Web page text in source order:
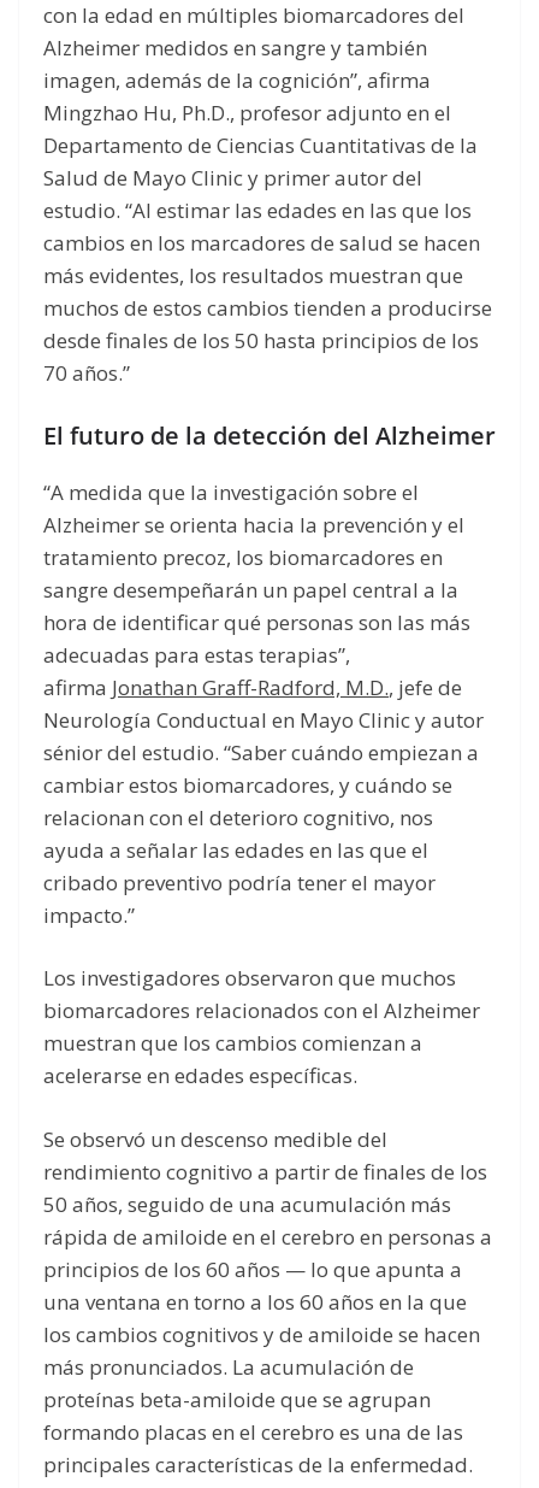
con la edad en múltiples biomarcadores del
Alzheimer medidos en sangre y también
imagen, además de la cognición”, afirma
Mingzhao Hu, Ph.D., profesor adjunto en el
Departamento de Ciencias Cuantitativas de la
Salud de Mayo Clinic y primer autor del
estudio. “Al estimar las edades en las que los
cambios en los marcadores de salud se hacen
más evidentes, los resultados muestran que
muchos de estos cambios tienden a producirse
desde finales de los 50 hasta principios de los
70 años.”
El futuro de la detección del Alzheimer
“A medida que la investigación sobre el
Alzheimer se orienta hacia la prevención y el
tratamiento precoz, los biomarcadores en
sangre desempeñarán un papel central a la
hora de identificar qué personas son las más
adecuadas para estas terapias”,
afirma Jonathan Graff-Radford, M.D., jefe de
Neurología Conductual en Mayo Clinic y autor
sénior del estudio. “Saber cuándo empiezan a
cambiar estos biomarcadores, y cuándo se
relacionan con el deterioro cognitivo, nos
ayuda a señalar las edades en las que el
cribado preventivo podría tener el mayor
impacto.”
Los investigadores observaron que muchos
biomarcadores relacionados con el Alzheimer
muestran que los cambios comienzan a
acelerarse en edades específicas.
Se observó un descenso medible del
rendimiento cognitivo a partir de finales de los
50 años, seguido de una acumulación más
rápida de amiloide en el cerebro en personas a
principios de los 60 años — lo que apunta a
una ventana en torno a los 60 años en la que
los cambios cognitivos y de amiloide se hacen
más pronunciados. La acumulación de
proteínas beta-amiloide que se agrupan
formando placas en el cerebro es una de las
principales características de la enfermedad.